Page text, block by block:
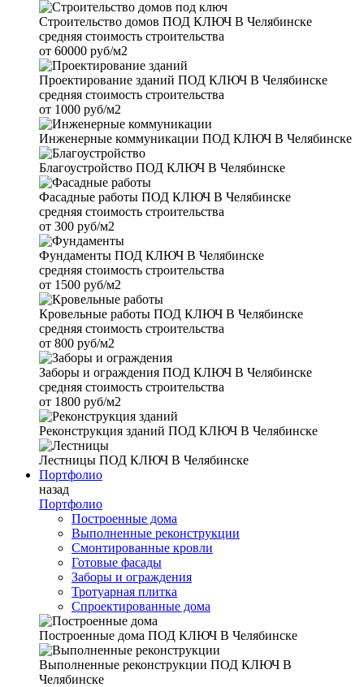
Строительство домов ПОД КЛЮЧ В Челябинске
средняя стоимость строительства
от 60000 руб/м2
Проектирование зданий ПОД КЛЮЧ В Челябинске
средняя стоимость строительства
от 1000 руб/м2
Инженерные коммуникации ПОД КЛЮЧ В Челябинске
Благоустройство ПОД КЛЮЧ В Челябинске
Фасадные работы ПОД КЛЮЧ В Челябинске
средняя стоимость строительства
от 300 руб/м2
Фундаменты ПОД КЛЮЧ В Челябинске
средняя стоимость строительства
от 1500 руб/м2
Кровельные работы ПОД КЛЮЧ В Челябинске
средняя стоимость строительства
от 800 руб/м2
Заборы и ограждения ПОД КЛЮЧ В Челябинске
средняя стоимость строительства
от 1800 руб/м2
Реконструкция зданий ПОД КЛЮЧ В Челябинске
Лестницы ПОД КЛЮЧ В Челябинске
Портфолио
назад
Портфолио
Построенные дома
Выполненные реконструкции
Смонтированные кровли
Готовые фасады
Заборы и ограждения
Тротуарная плитка
Спроектированные дома
Построенные дома ПОД КЛЮЧ В Челябинске
Выполненные реконструкции ПОД КЛЮЧ В
Челябинске